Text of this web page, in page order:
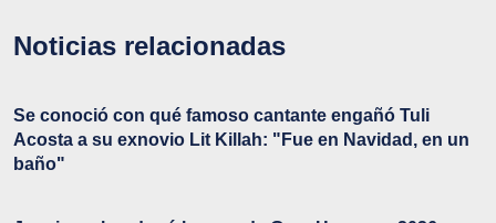
Noticias relacionadas
Se conoció con qué famoso cantante engañó Tuli
Acosta a su exnovio Lit Killah: "Fue en Navidad, en un
baño"